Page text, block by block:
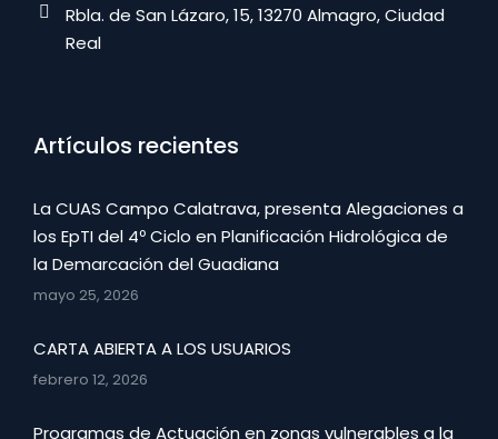
Rbla. de San Lázaro, 15, 13270 Almagro, Ciudad
Real
Artículos recientes
La CUAS Campo Calatrava, presenta Alegaciones a
los EpTI del 4º Ciclo en Planificación Hidrológica de
la Demarcación del Guadiana
mayo 25, 2026
CARTA ABIERTA A LOS USUARIOS
febrero 12, 2026
Programas de Actuación en zonas vulnerables a la